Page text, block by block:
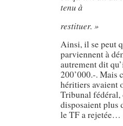
tenu à
restituer. »
Ainsi, il se peut
parviennent à
autrement dit
200’000.-. Mais
héritiers avaient
Tribunal fédéral,
disposaient plus
le TF a rejetée…